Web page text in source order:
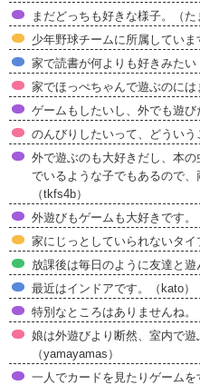
まだどっちも好きな様子。（た
少年野球チームに所属していま
家で読書が何よりも好きみたい
家でほっぺちゃんで遊ぶのには
ゲームもしたいし、外でも遊び
のんびりしたいって、どういう
外で遊ぶのも大好きだし、本
でいるような子でもあるので、
（tkfs4b）
外遊びもゲームも大好きです。
家にじっとしていられないタイ
放課後は毎日のように友達と遊
最近はインドアです。（kato）
特別なところはありませんね。
娘は外遊びより断然、室内で遊
（yamayamas）
一人でカードを見たりゲーム